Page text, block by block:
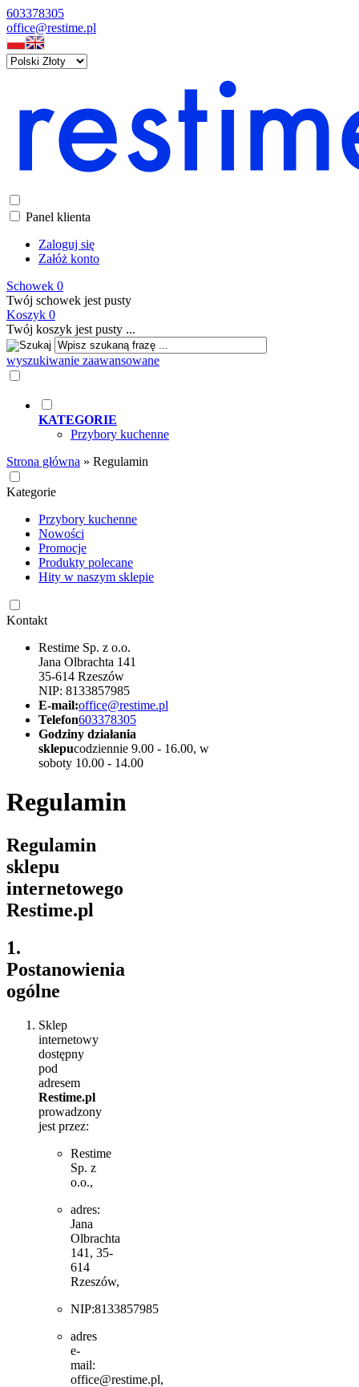
603378305
office@restime.pl
Panel klienta
Zaloguj się
Załóż konto
Schowek 0
Twój schowek jest pusty
Koszyk 0
Twój koszyk jest pusty ...
wyszukiwanie zaawansowane
KATEGORIE
Przybory kuchenne
Strona główna » Regulamin
Kategorie
Przybory kuchenne
Nowości
Promocje
Produkty polecane
Hity w naszym sklepie
Kontakt
Restime Sp. z o.o.
Jana Olbrachta 141
35-614 Rzeszów
NIP: 8133857985
E-mail:office@restime.pl
Telefon603378305
Godziny działania
sklepucodziennie 9.00 - 16.00, w
soboty 10.00 - 14.00
Regulamin
Regulamin
sklepu
internetowego
Restime.pl
1.
Postanowienia
ogólne
Sklep
internetowy
dostępny
pod
adresem
Restime.pl
prowadzony
jest przez:
Restime
Sp. z
o.o.,
adres:
Jana
Olbrachta
141, 35-
614
Rzeszów,
NIP:8133857985
adres
e-
mail:
office@restime.pl,